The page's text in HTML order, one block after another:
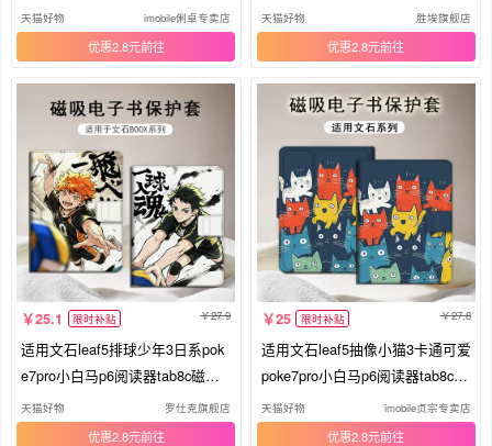
oteX6简约X5S/Air4C电子书BOO
X保护套电纸书壳
天猫好物 imobile俐卓专卖店
优惠2.8元
oteX6/X5S可爱Air4C电子书BOO
X保护套电纸书壳
天猫好物 胜埃旗舰店
优惠2.8元
25.1 限时补贴 27.9
适用文石leaf5排球少年3日系pok
e7pro小白马p6阅读器tab8c磁吸N
oteX6动漫X5S/Air4C电子书BOO
X保护套电纸书壳
天猫好物 罗仕克旗舰店
优惠2.8元
25 限时补贴 27.8
适用文石leaf5抽像小猫3卡通可爱
poke7pro小白马p6阅读器tab8c磁
吸NoteX6/5S/Air4C电子书BOOX
保护套电纸书壳
天猫好物 imobile贞宗专卖店
优惠2.8元